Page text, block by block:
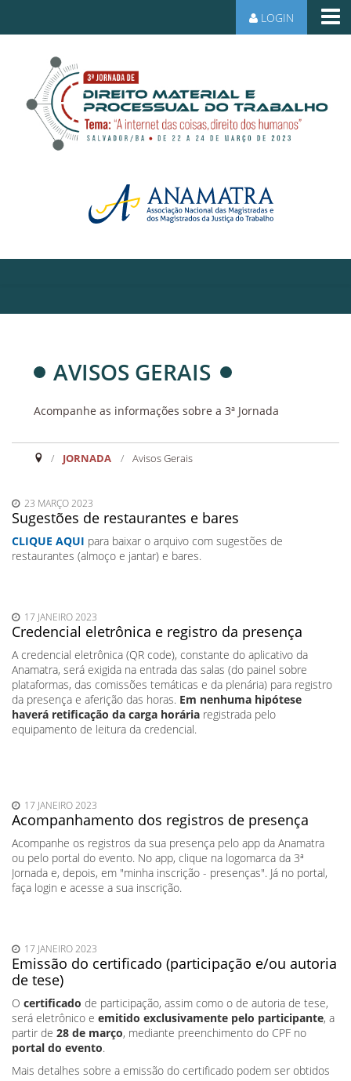
LOGIN
AVISOS GERAIS
Acompanhe as informações sobre a 3ª Jornada
JORNADA Avisos Gerais
23 MARÇO 2023
Sugestões de restaurantes e bares
CLIQUE AQUI para baixar o arquivo com sugestões de
restaurantes (almoço e jantar) e bares.
17 JANEIRO 2023
Credencial eletrônica e registro da presença
A credencial eletrônica (QR code), constante do aplicativo da
Anamatra, será exigida na entrada das salas (do painel sobre
plataformas, das comissões temáticas e da plenária) para registro
da presença e aferição das horas. Em nenhuma hipótese
haverá retificação da carga horária registrada pelo
equipamento de leitura da credencial.
17 JANEIRO 2023
Acompanhamento dos registros de presença
Acompanhe os registros da sua presença pelo app da Anamatra
ou pelo portal do evento. No app, clique na logomarca da 3ª
Jornada e, depois, em "minha inscrição - presenças". Já no portal,
faça login e acesse a sua inscrição.
17 JANEIRO 2023
Emissão do certificado (participação e/ou autoria
de tese)
O certificado de participação, assim como o de autoria de tese,
será eletrônico e emitido exclusivamente pelo participante, a
partir de 28 de março, mediante preenchimento do CPF no
portal do evento.
Mais detalhes sobre a emissão do certificado podem ser obtidos